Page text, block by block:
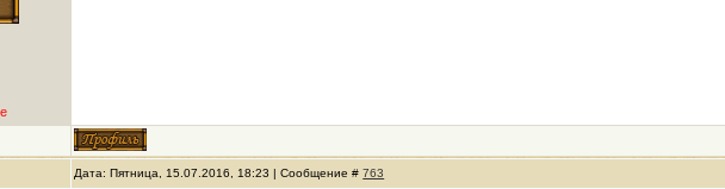
Дата: Пятница, 15.07.2016, 18:23 | Сообщение #763